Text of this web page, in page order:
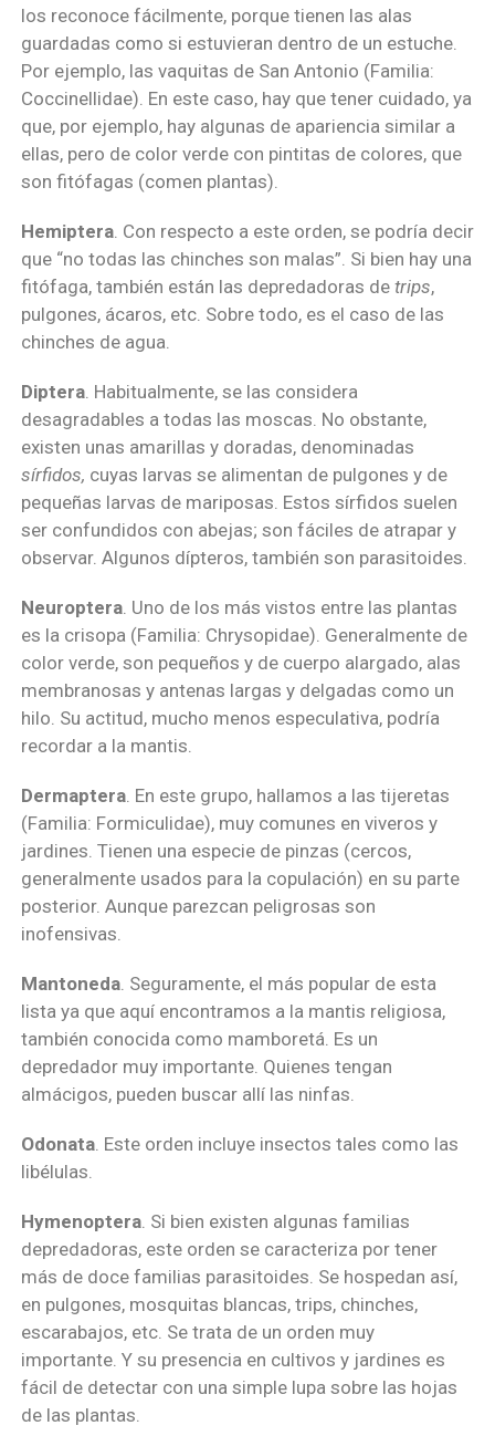
los reconoce fácilmente, porque tienen las alas
guardadas como si estuvieran dentro de un estuche.
Por ejemplo, las vaquitas de San Antonio (Familia:
Coccinellidae). En este caso, hay que tener cuidado, ya
que, por ejemplo, hay algunas de apariencia similar a
ellas, pero de color verde con pintitas de colores, que
son fitófagas (comen plantas).
Hemiptera. Con respecto a este orden, se podría decir
que “no todas las chinches son malas”. Si bien hay una
fitófaga, también están las depredadoras de trips,
pulgones, ácaros, etc. Sobre todo, es el caso de las
chinches de agua.
Diptera. Habitualmente, se las considera
desagradables a todas las moscas. No obstante,
existen unas amarillas y doradas, denominadas
sírfidos, cuyas larvas se alimentan de pulgones y de
pequeñas larvas de mariposas. Estos sírfidos suelen
ser confundidos con abejas; son fáciles de atrapar y
observar. Algunos dípteros, también son parasitoides.
Neuroptera. Uno de los más vistos entre las plantas
es la crisopa (Familia: Chrysopidae). Generalmente de
color verde, son pequeños y de cuerpo alargado, alas
membranosas y antenas largas y delgadas como un
hilo. Su actitud, mucho menos especulativa, podría
recordar a la mantis.
Dermaptera. En este grupo, hallamos a las tijeretas
(Familia: Formiculidae), muy comunes en viveros y
jardines. Tienen una especie de pinzas (cercos,
generalmente usados para la copulación) en su parte
posterior. Aunque parezcan peligrosas son
inofensivas.
Mantoneda. Seguramente, el más popular de esta
lista ya que aquí encontramos a la mantis religiosa,
también conocida como mamboretá. Es un
depredador muy importante. Quienes tengan
almácigos, pueden buscar allí las ninfas.
Odonata. Este orden incluye insectos tales como las
libélulas.
Hymenoptera. Si bien existen algunas familias
depredadoras, este orden se caracteriza por tener
más de doce familias parasitoides. Se hospedan así,
en pulgones, mosquitas blancas, trips, chinches,
escarabajos, etc. Se trata de un orden muy
importante. Y su presencia en cultivos y jardines es
fácil de detectar con una simple lupa sobre las hojas
de las plantas.